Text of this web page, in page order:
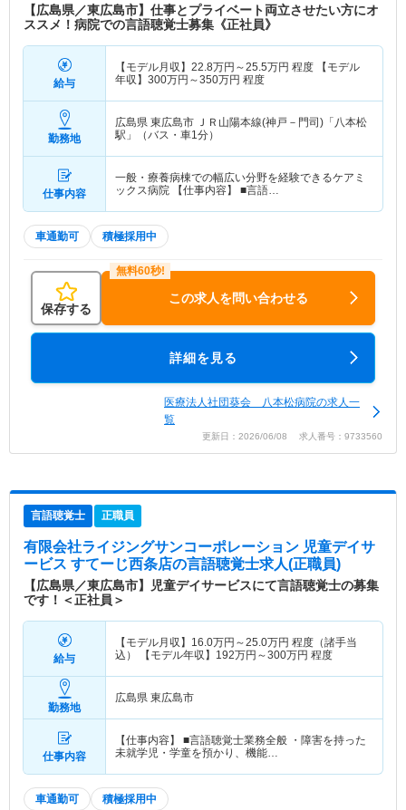
【広島県／東広島市】仕事とプライベート両立させたい方にオ
ススメ！病院での言語聴覚士募集《正社員》
給与
【モデル月収】 22.8万円～25.5万円 程度 【モデル
年収】 300万円～350万円 程度
勤務地
広島県 東広島市 ＪＲ山陽本線(神戸－門司)「八本松
駅」（バス・車1分）
仕事内容
一般・療養病棟での幅広い分野を経験できるケアミ
ックス病院 【仕事内容】 ■言語…
車通勤可 積極採用中
保存する
この求人を問い合わせる
詳細を見る
医療法人社団葵会 八本松病院の求人一
覧
更新日：2026/06/08 求人番号：9733560
言語聴覚士 正職員
有限会社ライジングサンコーポレーション 児童デイサ
ービス すてーじ西条店の言語聴覚士求人(正職員)
【広島県／東広島市】児童デイサービスにて言語聴覚士の募集
です！＜正社員＞
給与
【モデル月収】 16.0万円～25.0万円 程度（諸手当
込） 【モデル年収】 192万円～300万円 程度
勤務地
広島県 東広島市
仕事内容
【仕事内容】 ■言語聴覚士業務全般 ・障害を持った
未就学児・学童を預かり、機能…
車通勤可 積極採用中